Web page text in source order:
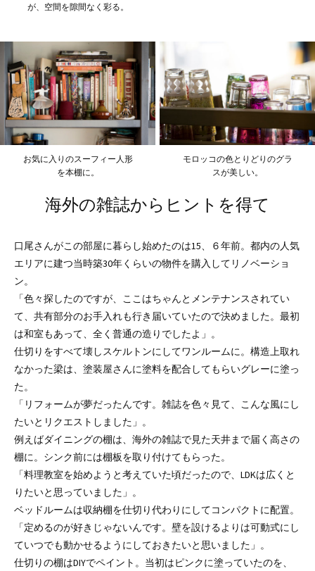
が、空間を隙間なく彩る。
お気に入りのスーフィー人形
を本棚に。
モロッコの色とりどりのグラ
スが美しい。
海外の雑誌からヒントを得て
口尾さんがこの部屋に暮らし始めたのは15、６年前。都内の人気
エリアに建つ当時築30年くらいの物件を購入してリノベーショ
ン。
「色々探したのですが、ここはちゃんとメンテナンスされてい
て、共有部分のお手入れも行き届いていたので決めました。最初
は和室もあって、全く普通の造りでしたよ」。
仕切りをすべて壊しスケルトンにしてワンルームに。構造上取れ
なかった梁は、塗装屋さんに塗料を配合してもらいグレーに塗っ
た。
「リフォームが夢だったんです。雑誌を色々見て、こんな風にし
たいとリクエストしました」。
例えばダイニングの棚は、海外の雑誌で見た天井まで届く高さの
棚に。シンク前には棚板を取り付けてもらった。
「料理教室を始めようと考えていた頃だったので、LDKは広くと
りたいと思っていました」。
ベッドルームは収納棚を仕切り代わりにしてコンパクトに配置。
「定めるのが好きじゃないんです。壁を設けるよりは可動式にし
ていつでも動かせるようにしておきたいと思いました」。
仕切りの棚はDIYでペイント。当初はピンクに塗っていたのを、